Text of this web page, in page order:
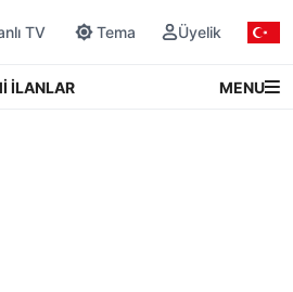
TV Tema Üyelik
İLANLAR MENU